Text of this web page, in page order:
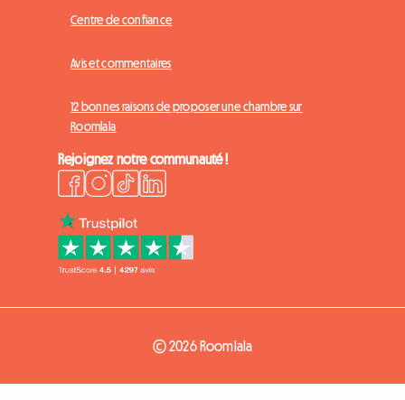
Centre de confiance
Avis et commentaires
12 bonnes raisons de proposer une chambre sur
Roomlala
Rejoignez notre communauté !
© 2026 Roomlala